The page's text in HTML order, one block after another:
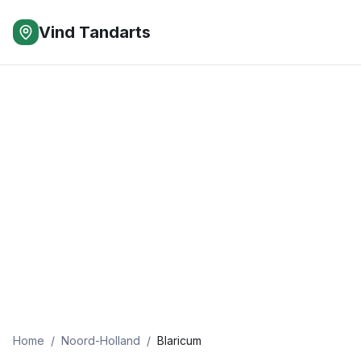
Vind Tandarts
Home / Noord-Holland / Blaricum